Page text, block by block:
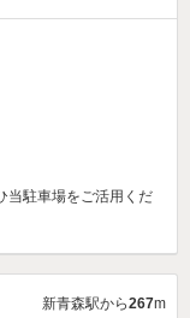
当駐車場をご活用くだ
新青森駅から267m